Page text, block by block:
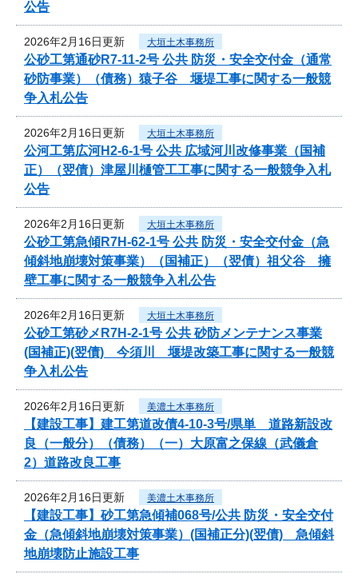
公告
2026年2月16日更新 大垣土木事務所
公砂工第通砂R7-11-2号 公共 防災・安全交付金（通常
砂防事業）（債務）猿子谷 堰堤工事に関する一般競
争入札公告
2026年2月16日更新 大垣土木事務所
公河工第広河H2-6-1号 公共 広域河川改修事業（国補
正）（翌債）津屋川樋管工工事に関する一般競争入札
公告
2026年2月16日更新 大垣土木事務所
公砂工第急傾R7H-62-1号 公共 防災・安全交付金（急
傾斜地崩壊対策事業）（国補正）（翌債）祖父谷 擁
壁工事に関する一般競争入札公告
2026年2月16日更新 大垣土木事務所
公砂工第砂メR7H-2-1号 公共 砂防メンテナンス事業
(国補正)(翌債) 今須川 堰堤改築工事に関する一般競
争入札公告
2026年2月16日更新 美濃土木事務所
【建設工事】建工第道改債4-10-3号/県単 道路新設改
良（一般分）（債務）（一）大原富之保線（武儀倉
2）道路改良工事
2026年2月16日更新 美濃土木事務所
【建設工事】砂工第急傾補068号/公共 防災・安全交付
金（急傾斜地崩壊対策事業）(国補正分)(翌債) 急傾斜
地崩壊防止施設工事